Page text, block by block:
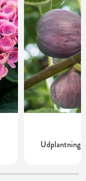
Udplantning